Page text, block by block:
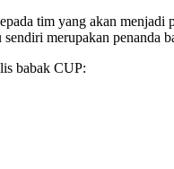
tim yang akan
merupakan penanda
babak CUP: